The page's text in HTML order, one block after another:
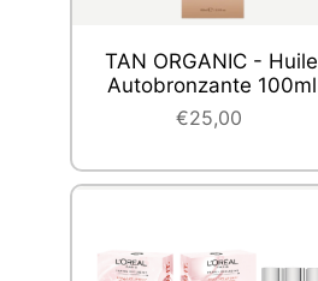
TAN ORGANIC - Huile
Autobronzante 100ml
€25,00